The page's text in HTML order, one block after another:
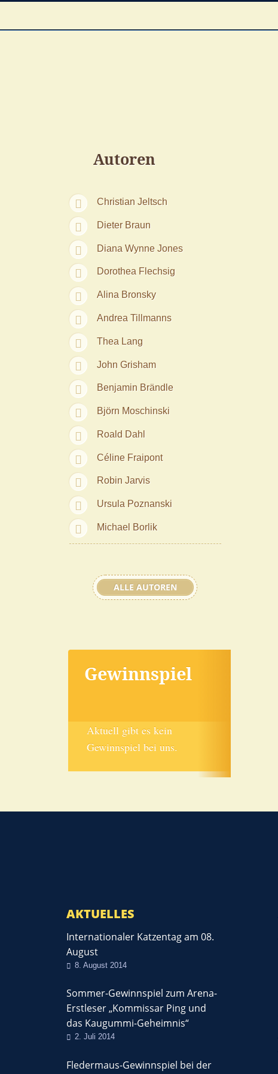
Autoren
Christian Jeltsch
Dieter Braun
Diana Wynne Jones
Dorothea Flechsig
Alina Bronsky
Andrea Tillmanns
Thea Lang
John Grisham
Benjamin Brändle
Björn Moschinski
Roald Dahl
Céline Fraipont
Robin Jarvis
Ursula Poznanski
Michael Borlik
ALLE AUTOREN
Gewinnspiel
Aktuell gibt es kein
Gewinnspiel bei uns.
AKTUELLES
Internationaler Katzentag am 08.
August
8. August 2014
Sommer-Gewinnspiel zum Arena-
Erstleser „Kommissar Ping und
das Kaugummi-Geheimnis“
2. Juli 2014
Fledermaus-Gewinnspiel bei der